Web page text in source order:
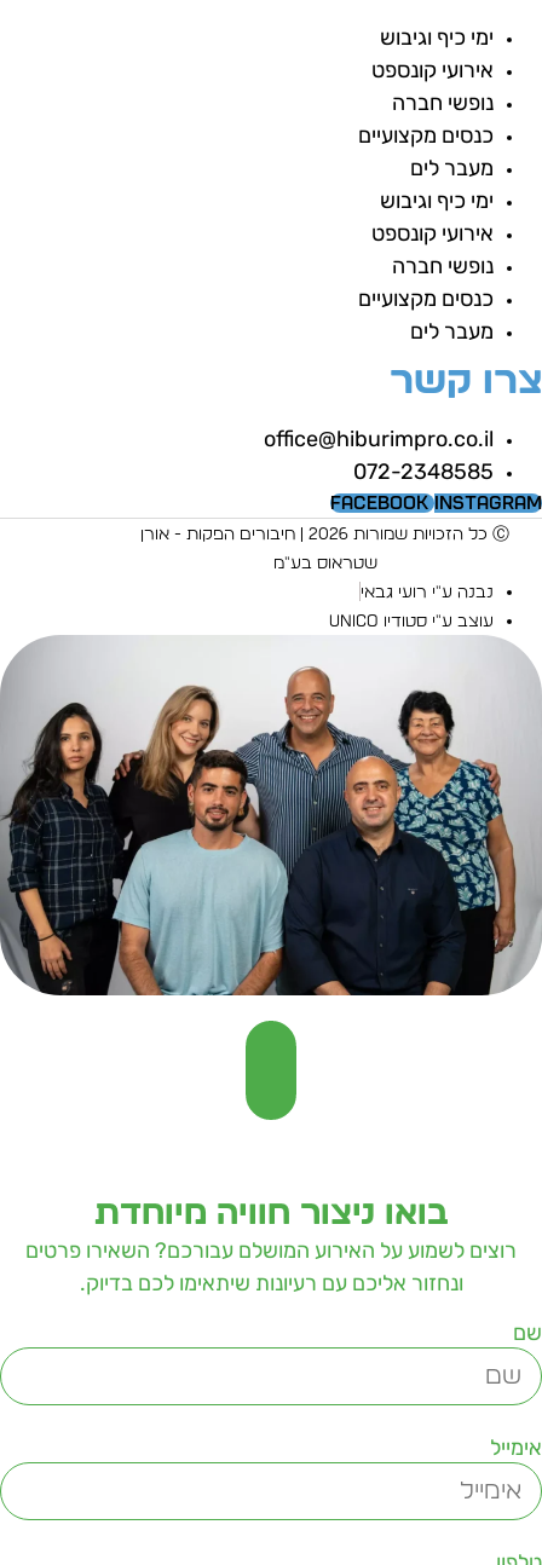
ימי כיף וגיבוש
אירועי קונספט
נופשי חברה
כנסים מקצועיים
מעבר לים
ימי כיף וגיבוש
אירועי קונספט
נופשי חברה
כנסים מקצועיים
מעבר לים
קשר
office@hiburimpro.co.il
072-2348585
Facebook
Ⓒ כל הזכויות שמורות 2026 | חיבורים הפקות - אורן
שטראוס בע"מ
נבנה ע"י רועי גבאי
עוצב ע"י סטודיו UNICO
בואו ניצור חוויה מיוחדת
רוצים לשמוע על האירוע המושלם עבורכם? השאירו פרטים
ונחזור אליכם עם רעיונות שיתאימו לכם בדיוק.